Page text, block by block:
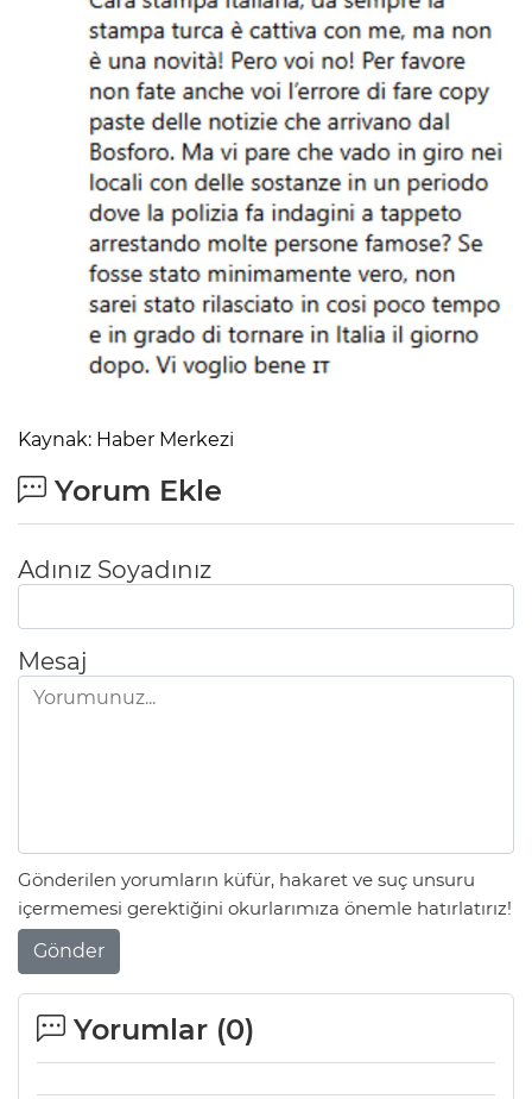
Kaynak: Haber Merkezi
Yorum Ekle
Adınız Soyadınız
Mesaj
Gönderilen yorumların küfür, hakaret ve suç unsuru
içermemesi gerektiğini okurlarımıza önemle hatırlatırız!
Gönder
Yorumlar (0)